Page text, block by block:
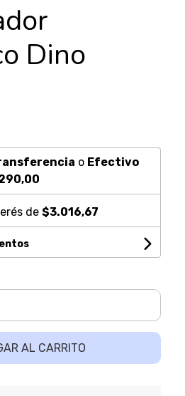
Dino
o Efectivo
de $3.016,67
AL CARRITO